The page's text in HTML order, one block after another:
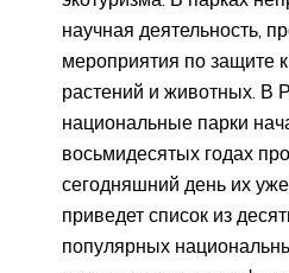
научная деятельность,
мероприятия по защите
растений и животных. В
национальные парки
восьмидесятых годах
сегодняшний день их
приведет список из
популярных